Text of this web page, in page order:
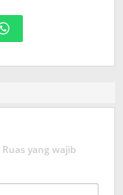
Ruas yang wajib